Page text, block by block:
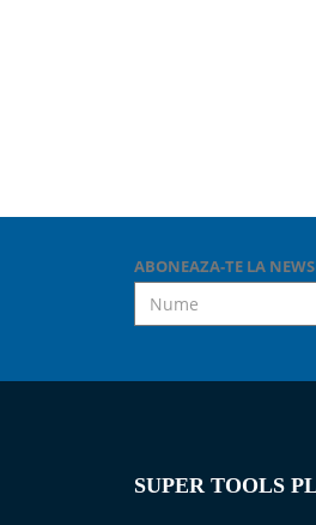
ABONEAZA-TE LA
SUPER TOOLS